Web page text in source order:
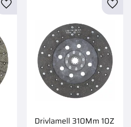
Lägg till i favoriter
Drivlamell 310Mm 10Z